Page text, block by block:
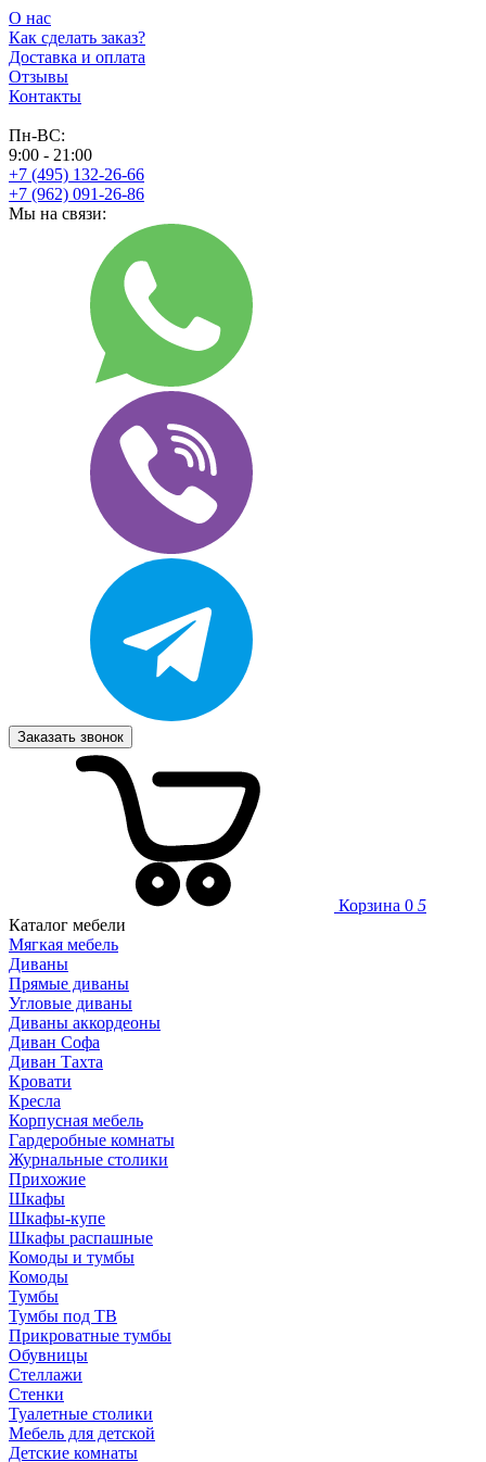
О нас
Как сделать заказ?
Доставка и оплата
Отзывы
Контакты
Пн-ВС:
9:00 - 21:00
+7 (495) 132-26-66
+7 (962) 091-26-86
Мы на связи:
Заказать звонок
Корзина 0 5
Каталог мебели
Мягкая мебель
Диваны
Прямые диваны
Угловые диваны
Диваны аккордеоны
Диван Софа
Диван Тахта
Кровати
Кресла
Корпусная мебель
Гардеробные комнаты
Журнальные столики
Прихожие
Шкафы
Шкафы-купе
Шкафы распашные
Комоды и тумбы
Комоды
Тумбы
Тумбы под ТВ
Прикроватные тумбы
Обувницы
Стеллажи
Стенки
Туалетные столики
Мебель для детской
Детские комнаты